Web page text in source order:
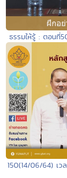
ธรรมให้รู้ : ตอนที่
150(14/06/64) เว